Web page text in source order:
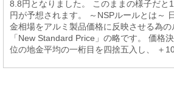
8.8円となりました。 このままの様子だと
円が予想されます。 ～NSPルールとは～
金相場をアルミ製品価格に反映させる為
「New Standard Price」の略です。 価格
位の地金平均の一桁目を四捨五入し、 ＋